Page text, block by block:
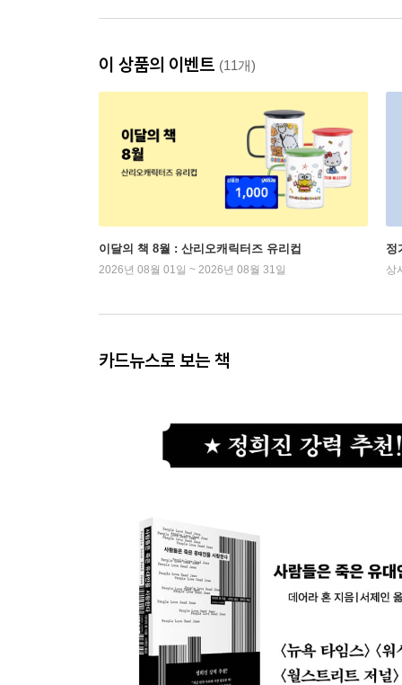
이 상품의 이벤트 (11개)
이달의 책 8월 : 산리오캐릭터즈 유리컵
2026년 08월 01일 ~ 2026년 08월 31일
정
상
카드뉴스로 보는 책